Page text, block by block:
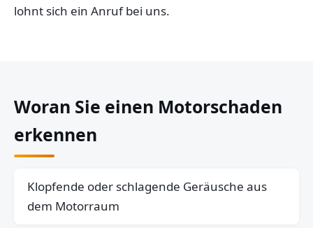
lohnt sich ein Anruf bei uns.
Woran Sie einen Motorschaden
erkennen
Klopfende oder schlagende Geräusche aus
dem Motorraum